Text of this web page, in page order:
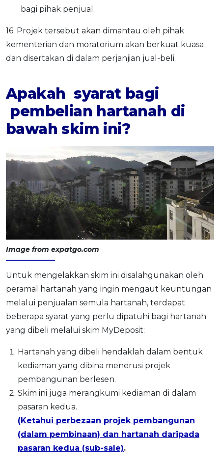
bagi pihak penjual.
16. Projek tersebut akan dimantau oleh pihak
kementerian dan moratorium akan berkuat kuasa
dan disertakan di dalam perjanjian jual-beli.
Apakah syarat bagi
pembelian hartanah di
bawah skim ini?
Image from expatgo.com
Untuk mengelakkan skim ini disalahgunakan oleh
peramal hartanah yang ingin mengaut keuntungan
melalui penjualan semula hartanah, terdapat
beberapa syarat yang perlu dipatuhi bagi hartanah
yang dibeli melalui skim MyDeposit:
Hartanah yang dibeli hendaklah dalam bentuk
kediaman yang dibina menerusi projek
pembangunan berlesen.
Skim ini juga merangkumi kediaman di dalam
pasaran kedua.
(Ketahui perbezaan projek pembangunan
(dalam pembinaan) dan hartanah daripada
pasaran kedua (sub-sale).